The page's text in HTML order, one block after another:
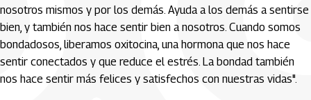
nosotros mismos y por los demás. Ayuda a los demás a sentirse
bien, y también nos hace sentir bien a nosotros. Cuando somos
bondadosos, liberamos oxitocina, una hormona que nos hace
sentir conectados y que reduce el estrés. La bondad también
nos hace sentir más felices y satisfechos con nuestras vidas".